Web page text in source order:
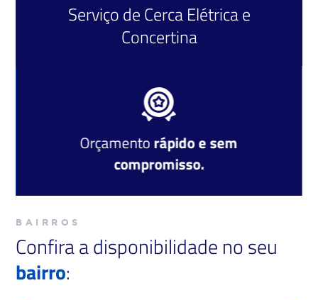
Serviço deCerca Elétricae
Concertina
Orçamentorápido e sem
compromisso.
BAIRROS
Confira a disponibilidade no seu
bairro: